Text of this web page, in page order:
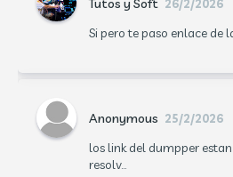
Tutos y Soft 26/2/2026
Si pero te paso enlace de
Anonymous 25/2/2026
los link del dumpper
resolv...